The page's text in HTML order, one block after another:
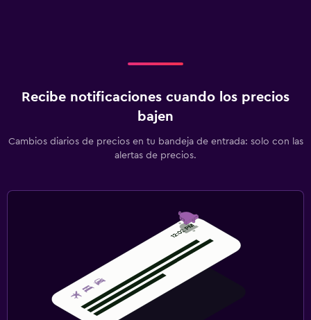
Recibe notificaciones cuando los precios
bajen
Cambios diarios de precios en tu bandeja de entrada: solo con las
alertas de precios.